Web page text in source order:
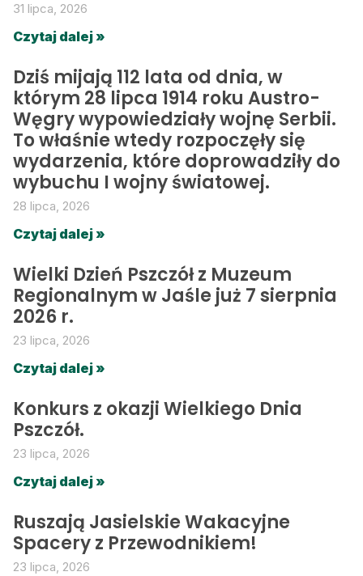
31 lipca, 2026
Czytaj dalej »
Dziś mijają 112 lata od dnia, w
którym 28 lipca 1914 roku Austro-
Węgry wypowiedziały wojnę Serbii.
To właśnie wtedy rozpoczęły się
wydarzenia, które doprowadziły do
wybuchu I wojny światowej.
28 lipca, 2026
Czytaj dalej »
Wielki Dzień Pszczół z Muzeum
Regionalnym w Jaśle już 7 sierpnia
2026 r.
23 lipca, 2026
Czytaj dalej »
Konkurs z okazji Wielkiego Dnia
Pszczół.
23 lipca, 2026
Czytaj dalej »
Ruszają Jasielskie Wakacyjne
Spacery z Przewodnikiem!
23 lipca, 2026